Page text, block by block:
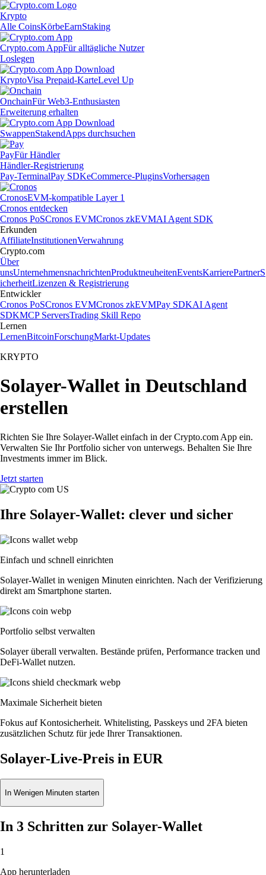
Krypto
Alle CoinsKörbeEarnStaking
Crypto.com AppFür alltägliche Nutzer
Loslegen
KryptoVisa Prepaid-KarteLevel Up
OnchainFür Web3-Enthusiasten
Erweiterung erhalten
SwappenStakendApps durchsuchen
PayFür Händler
Händler-Registrierung
Pay-TerminalPay SDKeCommerce-PluginsVorhersagen
CronosEVM-kompatible Layer 1
Cronos entdecken
Cronos PoSCronos EVMCronos zkEVMAI Agent SDK
Erkunden
AffiliateInstitutionenVerwahrung
Crypto.com
Über
unsUnternehmensnachrichtenProduktneuheitenEventsKarrierePartnerS
icherheitLizenzen & Registrierung
Entwickler
Cronos PoSCronos EVMCronos zkEVMPay SDKAI Agent
SDKMCP ServersTrading Skill Repo
Lernen
LernenBitcoinForschungMarkt-Updates
KRYPTO
Solayer-Wallet in Deutschland
erstellen
Richten Sie Ihre Solayer-Wallet einfach in der Crypto.com App ein.
Verwalten Sie Ihr Portfolio sicher von unterwegs. Behalten Sie Ihre
Investments immer im Blick.
Jetzt starten
Ihre Solayer-Wallet: clever und sicher
Einfach und schnell einrichten
Solayer-Wallet in wenigen Minuten einrichten. Nach der Verifizierung
direkt am Smartphone starten.
Portfolio selbst verwalten
Solayer überall verwalten. Bestände prüfen, Performance tracken und
DeFi-Wallet nutzen.
Maximale Sicherheit bieten
Fokus auf Kontosicherheit. Whitelisting, Passkeys und 2FA bieten
zusätzlichen Schutz für jede Ihrer Transaktionen.
Solayer-Live-Preis in EUR
In Wenigen Minuten starten
In 3 Schritten zur Solayer-Wallet
1
App herunterladen